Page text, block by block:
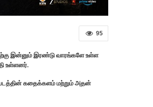
95
இன்னும் இரண்டு வாரங்களே உள்ள
உள்ளனர்.
படத்தின் கதைக்களம் மற்றும் அதன்